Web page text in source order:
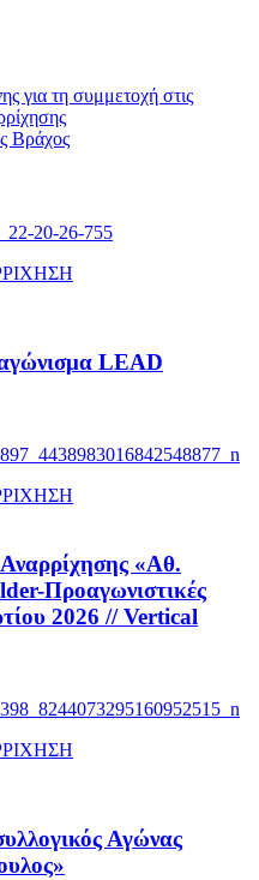
για τη συμμετοχή στις
Βράχος
LEAD
«Αθ.
Προαγωνιστικές
2026 // Vertical
Αγώνας